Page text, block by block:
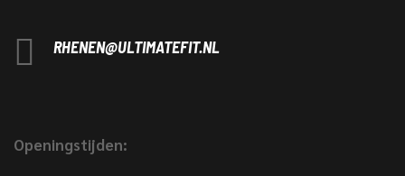
RHENEN@ULTIMATEFIT.NL
Openingstijden: